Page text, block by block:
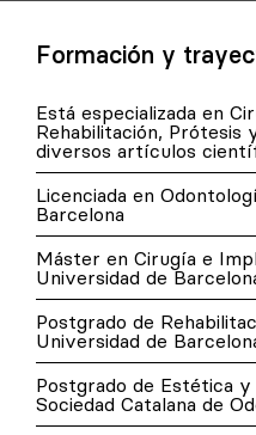
Formación y
Está especializada en
Rehabilitación, Prótesis
diversos artículos
Licenciada en
Barcelona
Máster en Cirugía e
Universidad de
Postgrado de
Universidad de
Postgrado de Estética
Sociedad Catalana de